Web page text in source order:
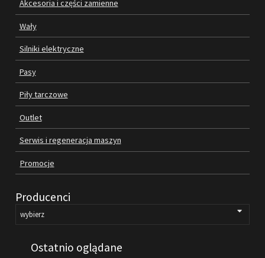
DODATKOWE WYPOSAŻENIE
AKCESORIA I CZĘŚCI ZAMIENNE
WAŁY
SILNIKI ELEKTRYCZNE
PASY
SERWIS I REGENERACJA MASZYN
REGULAMIN
Akcesoria i części zamienne
Wały
Silniki elektryczne
Pasy
Piły tarczowe
Outlet
Serwis i regeneracja maszyn
Promocje
Producenci
Ostatnio oglądane